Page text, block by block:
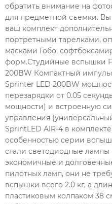
обратить внимание на
для предметной съемки.
ваш комплект
портретными тарелками,
масками Гобо,
форм.Студийные вспышки
200BW Компактный
Sprinter LED 200BW
перезарядки от 0.05
мощности) и встроенную
управления
SprintLED AIR-4 в
особенностью серии
стали светодиодные
экономичные и
пилотных ламп, они не
вспышки всего 2.0 кг, а
пластиковым колпаком 38